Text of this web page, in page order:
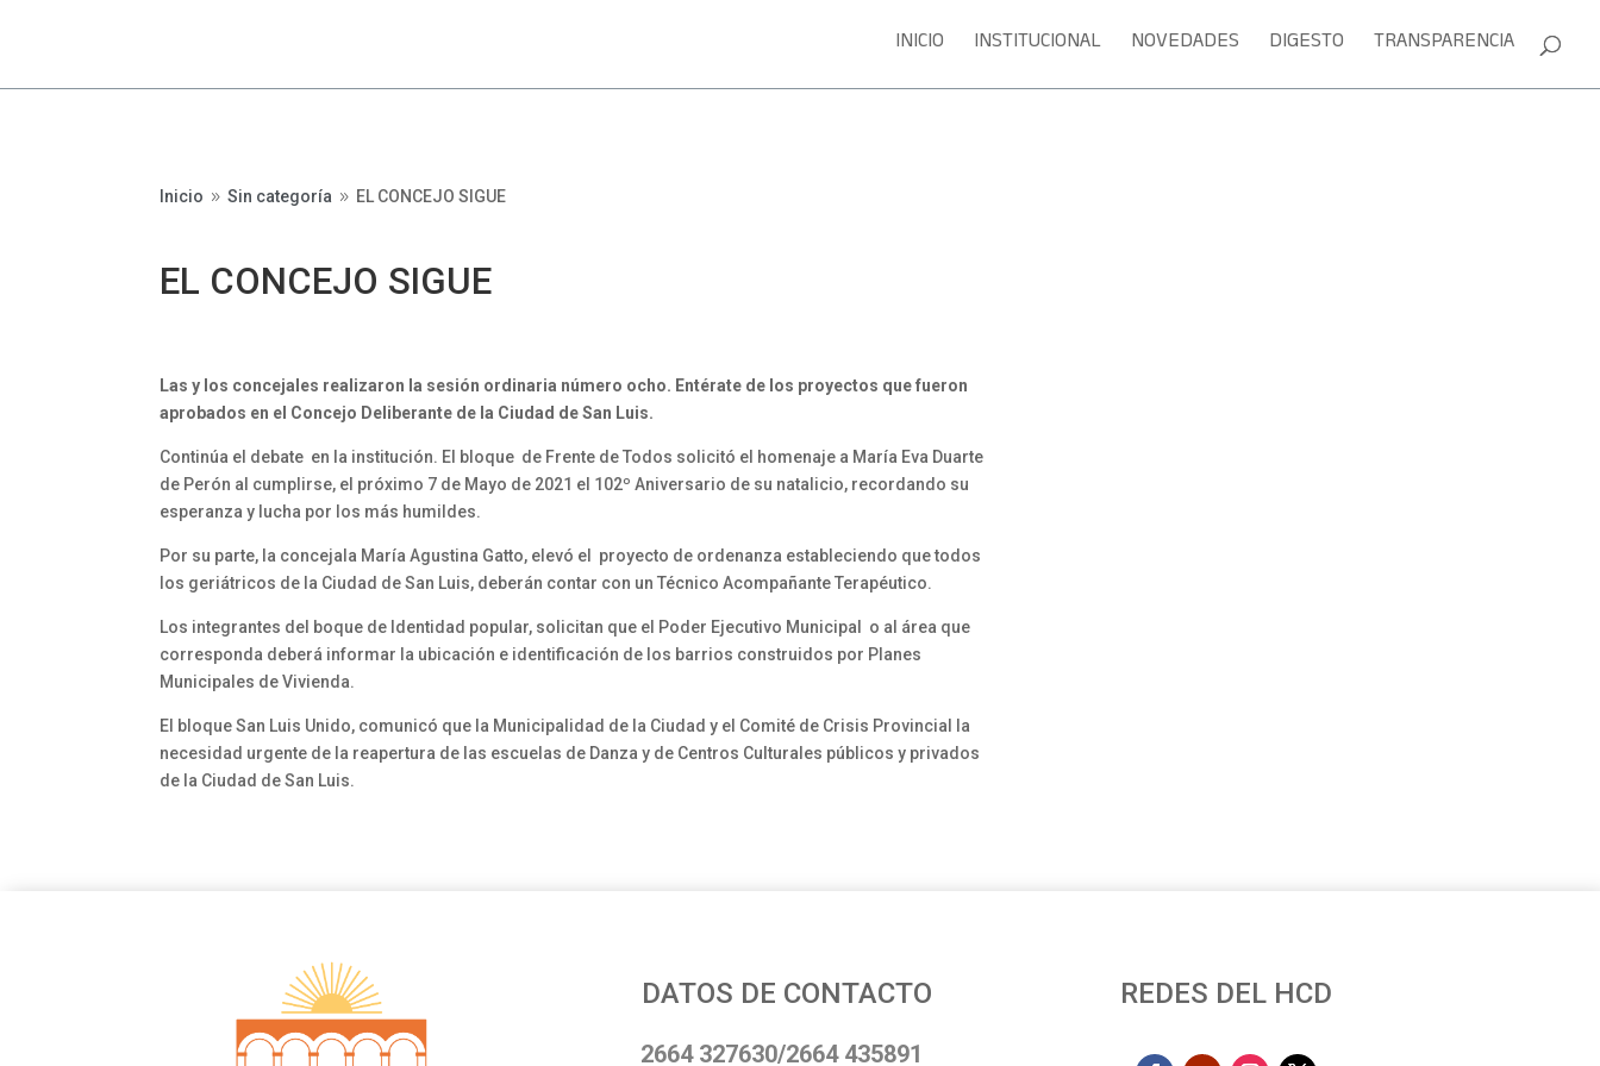
INICIO INSTITUCIONAL NOVEDADES DIGESTO TRANSPARENCIA
Inicio 9 Sin categoría 9 EL CONCEJO SIGUE
EL CONCEJO SIGUE
Las y los concejales realizaron la sesión ordinaria número ocho. Entérate de los proyectos que fueron
aprobados en el Concejo Deliberante de la Ciudad de San Luis.
Continúa el debate en la institución. El bloque de Frente de Todos solicitó el homenaje a María Eva Duarte
de Perón al cumplirse, el próximo 7 de Mayo de 2021 el 102º Aniversario de su natalicio, recordando su
esperanza y lucha por los más humildes.
Por su parte, la concejala María Agustina Gatto, elevó el proyecto de ordenanza estableciendo que todos
los geriátricos de la Ciudad de San Luis, deberán contar con un Técnico Acompañante Terapéutico.
Los integrantes del boque de Identidad popular, solicitan que el Poder Ejecutivo Municipal o al área que
corresponda deberá informar la ubicación e identificación de los barrios construidos por Planes
Municipales de Vivienda.
El bloque San Luis Unido, comunicó que la Municipalidad de la Ciudad y el Comité de Crisis Provincial la
necesidad urgente de la reapertura de las escuelas de Danza y de Centros Culturales públicos y privados
de la Ciudad de San Luis.
DATOS DE CONTACTO
2664 327630/2664 435891
REDES DEL HCD